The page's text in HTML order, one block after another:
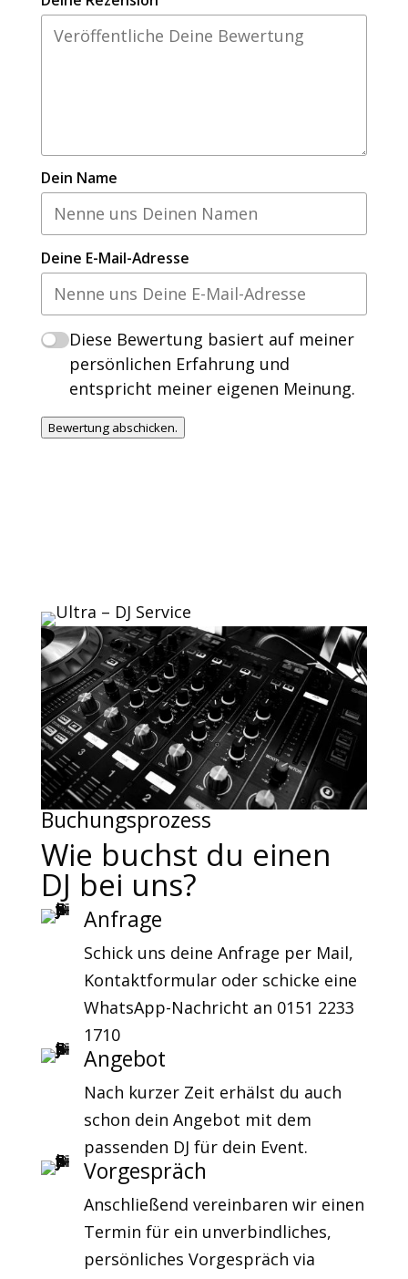
Dein Name
Deine E-Mail-Adresse
Diese Bewertung basiert auf meiner
persönlichen Erfahrung und
entspricht meiner eigenen Meinung.
Bewertung abschicken.
Buchungsprozess
Wie buchst du einen
DJ bei uns?
Anfrage
Schick uns deine Anfrage per Mail,
Kontaktformular oder schicke eine
WhatsApp-Nachricht an 0151 2233
1710
Angebot
Nach kurzer Zeit erhälst du auch
schon dein Angebot mit dem
passenden DJ für dein Event.
Vorgespräch
Anschließend vereinbaren wir einen
Termin für ein unverbindliches,
persönliches Vorgespräch via